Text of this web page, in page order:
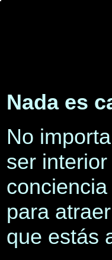
Nada es
No
ser
para
que estás